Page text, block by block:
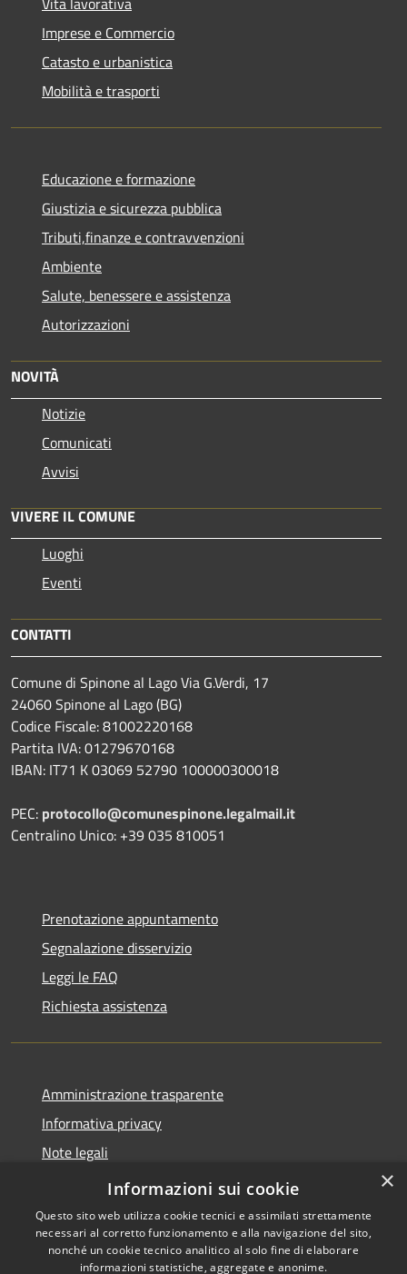
Imprese e Commercio
Catasto e urbanistica
Mobilità e trasporti
Educazione e formazione
Giustizia e sicurezza pubblica
Tributi,finanze e contravvenzioni
Ambiente
Salute, benessere e assistenza
Autorizzazioni
NOVITÀ
Notizie
Comunicati
Avvisi
VIVERE IL COMUNE
Luoghi
Eventi
CONTATTI
Comune di Spinone al Lago Via G.Verdi, 17
24060 Spinone al Lago (BG)
Codice Fiscale: 81002220168
Partita IVA: 01279670168
IBAN: IT71 K 03069 52790 100000300018
PEC: protocollo@comunespinone.legalmail.it
Centralino Unico: +39 035 810051
Prenotazione appuntamento
Segnalazione disservizio
Leggi le FAQ
Richiesta assistenza
Amministrazione trasparente
Informativa privacy
Note legali
Dichiarazione di accessibilità
×
Informazioni sui cookie
Questo sito web utilizza cookie tecnici e assimilati strettamente
necessari al corretto funzionamento e alla navigazione del sito,
nonché un cookie tecnico analitico al solo fine di elaborare
informazioni statistiche, aggregate e anonime.